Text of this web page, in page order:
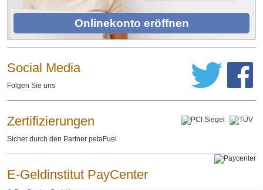
Onlinekonto eröffnen
Social Media
Folgen Sie uns
Zertifizierungen
Sicher durch den Partner petaFuel
E-Geldinstitut PayCenter